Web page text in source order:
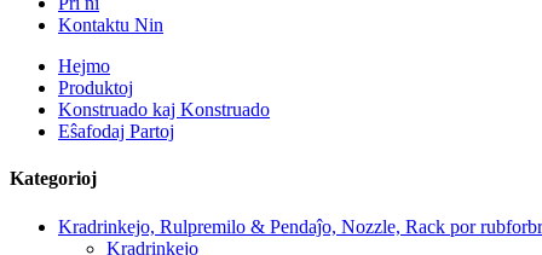
Kontaktu Nin
Hejmo
Produktoj
Konstruado kaj Konstruado
Eŝafodaj Partoj
Kategorioj
Kradrinkejo, Rulpremilo & Pendaĵo, Nozzle, Rack por
Kradrinkejo